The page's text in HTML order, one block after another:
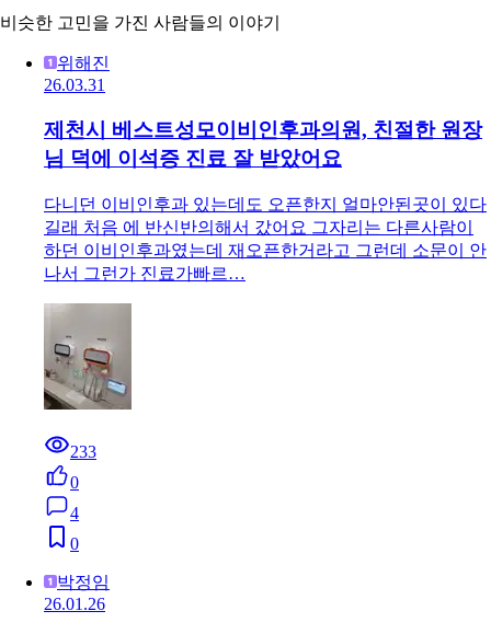
비슷한 고민을 가진 사람들의 이야기
위해진
26.03.31
제천시 베스트성모이비인후과의원, 친절한 원장
님 덕에 이석증 진료 잘 받았어요
다니던 이비인후과 있는데도 오픈한지 얼마안된곳이 있다
길래 처음 에 반신반의해서 갔어요 그자리는 다른사람이
하던 이비인후과였는데 재오픈한거라고 그런데 소문이 안
나서 그런가 진료가빠르…
233
0
4
0
박정임
26.01.26